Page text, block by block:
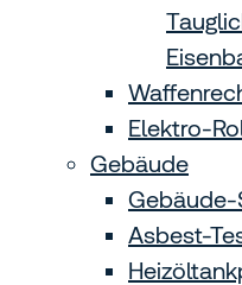
Elektro-
Gebäude
Asbest-